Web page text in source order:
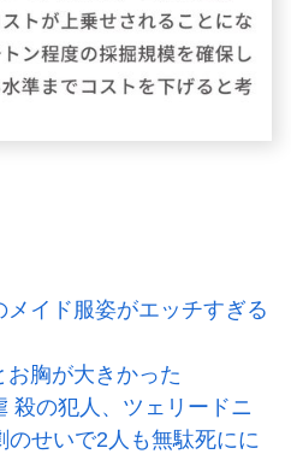
メイド服姿がエッチすぎる
胸が大きかった
殺の犯人、ツェリードニ
のせいで2人も無駄死にに